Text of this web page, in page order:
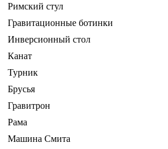
Римский стул
Гравитационные ботинки
Инверсионный стол
Канат
Турник
Брусья
Гравитрон
Рама
Машина Смита